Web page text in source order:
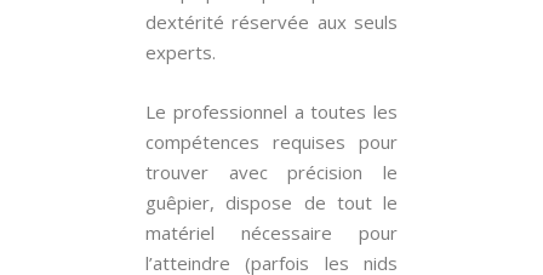
dextérité réservée aux seuls
experts.
Le professionnel a toutes les
compétences requises pour
trouver avec précision le
guêpier, dispose de tout le
matériel nécessaire pour
l’atteindre (parfois les nids